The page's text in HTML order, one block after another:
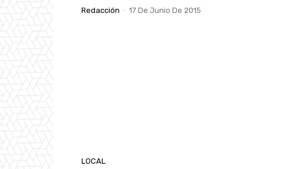
Redacción - 17 De Junio De 2015
LOCAL